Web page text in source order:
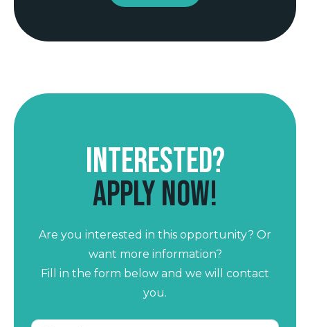
Interested?
Apply now!
Are you interested in this opportunity? Or
want more information?
Fill in the form below and we will contact
you.